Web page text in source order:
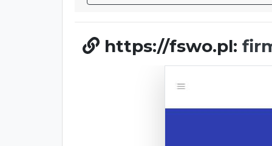
https://fswo.pl: